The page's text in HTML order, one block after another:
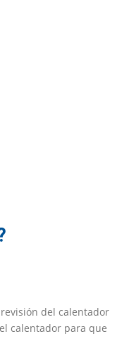
del calentador
calentador para que